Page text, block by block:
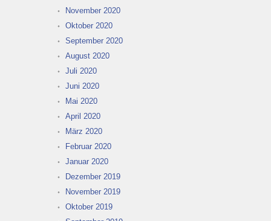
November 2020
Oktober 2020
September 2020
August 2020
Juli 2020
Juni 2020
Mai 2020
April 2020
März 2020
Februar 2020
Januar 2020
Dezember 2019
November 2019
Oktober 2019